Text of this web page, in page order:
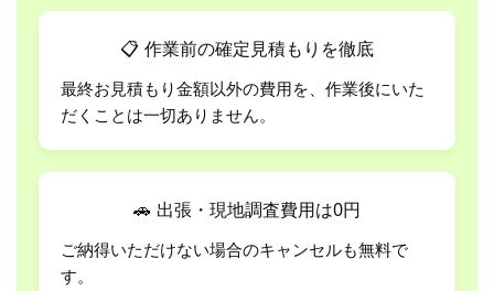
📋 作業前の確定見積もりを徹底
最終お見積もり金額以外の費用を、作業後にいた
だくことは一切ありません。
🚗 出張・現地調査費用は0円
ご納得いただけない場合のキャンセルも無料で
す。